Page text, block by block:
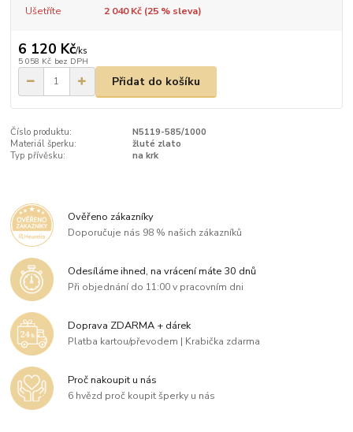
Ušetříte
2 040 Kč (25% sleva)
6 120 Kč/ks
5 058 Kč bez DPH
Přidat do košíku
Číslo produktu:
N5119-585/1000
Materiál šperku:
žluté zlato
Typ přívěsku:
na krk
Ověřeno zákazníky
Doporučuje nás 98 % našich zákazníků
Odesíláme ihned, na vrácení máte 30 dnů
Při objednání do 11:00 v pracovním dni
Doprava ZDARMA + dárek
Platba kartou/převodem | Krabička zdarma
Proč nakoupit u nás
6 hvězd proč koupit šperky u nás